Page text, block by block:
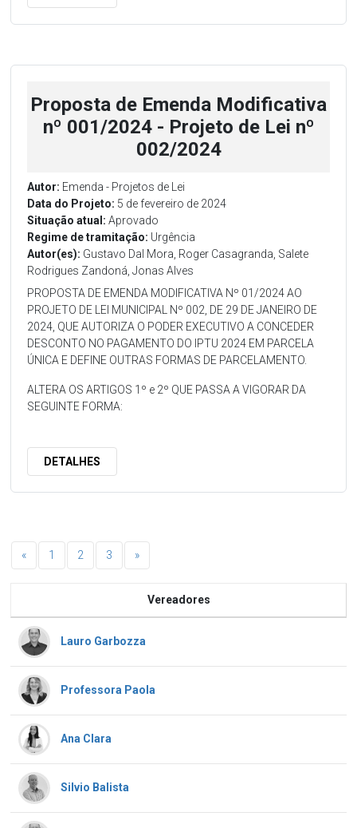
Proposta de Emenda Modificativa
nº 001/2024 - Projeto de Lei nº
002/2024
Autor: Emenda - Projetos de Lei
Data do Projeto: 5 de fevereiro de 2024
Situação atual: Aprovado
Regime de tramitação: Urgência
Autor(es): Gustavo Dal Mora, Roger Casagranda, Salete
Rodrigues Zandoná, Jonas Alves
PROPOSTA DE EMENDA MODIFICATIVA Nº 01/2024 AO
PROJETO DE LEI MUNICIPAL Nº 002, DE 29 DE JANEIRO DE
2024, QUE AUTORIZA O PODER EXECUTIVO A CONCEDER
DESCONTO NO PAGAMENTO DO IPTU 2024 EM PARCELA
ÚNICA E DEFINE OUTRAS FORMAS DE PARCELAMENTO.
ALTERA OS ARTIGOS 1º e 2º QUE PASSA A VIGORAR DA
SEGUINTE FORMA:
DETALHES
« 1 2 3 »
Vereadores
Lauro Garbozza
Professora Paola
Ana Clara
Silvio Balista